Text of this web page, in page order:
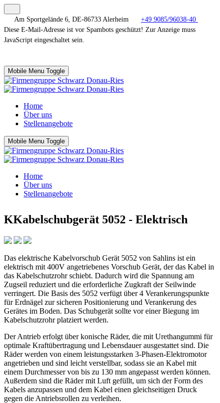
Am Sportgelände 6, DE-86733 Alerheim
+49 9085/96038-40
Diese E-Mail-Adresse ist vor Spambots geschützt! Zur Anzeige muss
JavaScript eingeschaltet sein.
Mobile Menu Toggle
Home
Über uns
Stellenangebote
Mobile Menu Toggle
Home
Über uns
Stellenangebote
KKabelschubgerät 5052 - Elektrisch
Das elektrische Kabelvorschub Gerät 5052 von Sahlins ist ein
elektrisch mit 400V angetriebenes Vorschub Gerät, der das Kabel in
das Kabelschutzrohr schiebt. Dadurch wird die Spannung am
Zugseil reduziert und die erforderliche Zugkraft der Seilwinde
verringert. Die Basis des 5052 verfügt über 4 Verankerungspunkte
für Erdnägel zur sicheren Positionierung und Verankerung des
Gerätes im Boden. Das Schubgerät sollte vor einer Biegung im
Kabelschutzrohr platziert werden.
Der Antrieb erfolgt über konische Räder, die mit Urethangummi für
optimale Kraftübertragung und Lebensdauer ausgestattet sind. Die
Räder werden von einem leistungsstarken 3-Phasen-Elektromotor
angetrieben und sind leicht verstellbar, sodass sie an Kabel mit
einem Durchmesser von bis zu 130 mm angepasst werden können.
Außerdem sind die Räder mit Luft gefüllt, um sich der Form des
Kabels anzupassen und dem Kabel einen gleichseitigen Druck
gegen die Antriebsrollen zu verleihen.